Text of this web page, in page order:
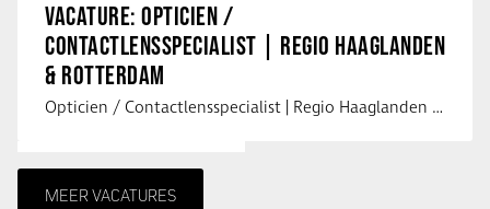
VACATURE: OPTICIEN /
CONTACTLENSSPECIALIST | REGIO HAAGLANDEN
& ROTTERDAM
Opticien / Contactlensspecialist | Regio Haaglanden & Rotterdam Saludos uit …
MEER VACATURES